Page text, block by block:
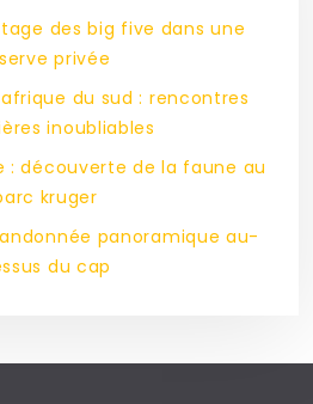
des big five dans une
privée
du sud : rencontres
inoubliables
: découverte de la faune au
kruger
panoramique au-
du cap